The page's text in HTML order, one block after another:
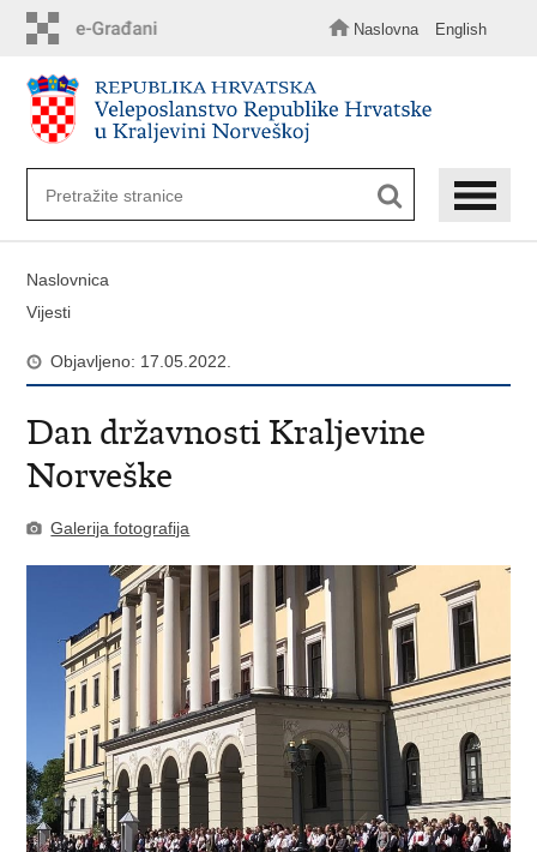
sadržaj
Naslovna English
Naslovnica
Vijesti
Objavljeno: 17.05.2022.
Dan državnosti Kraljevine
Norveške
Galerija fotografija